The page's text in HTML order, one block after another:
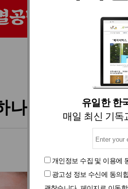
유일한 한
매일 최신 기독
개인정보 수집 및 이용에
광고성 정보 수신에 동의
국제
나님의 순간’…
미국 크